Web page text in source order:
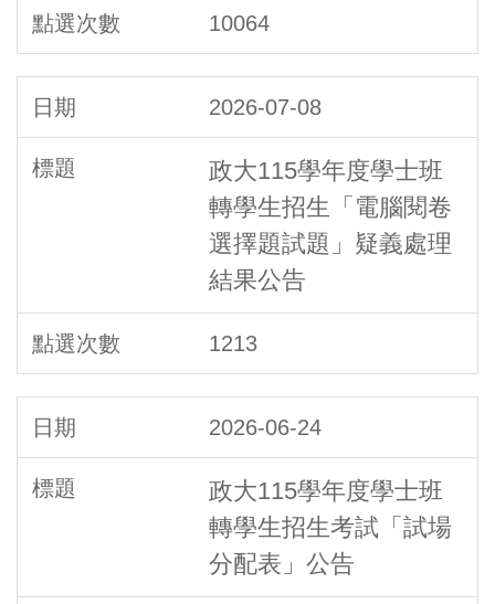
10064
2026-07-08
政大115學年度學士班
轉學生招生「電腦閱卷
選擇題試題」疑義處理
結果公告
1213
2026-06-24
政大115學年度學士班
轉學生招生考試「試場
分配表」公告